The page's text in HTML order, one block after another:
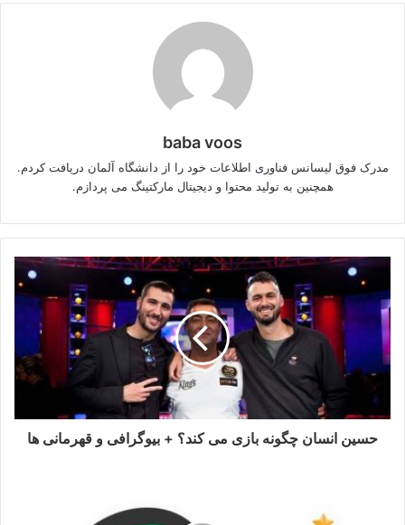
baba voos
مدرک فوق لیسانس فناوری اطلاعات خود را از دانشگاه آلمان دریافت کردم.
همچنین به تولید محتوا و دیجیتال مارکتینگ می پردازم.
حسین انسان چگونه بازی می کند؟ + بیوگرافی و قهرمانی ها